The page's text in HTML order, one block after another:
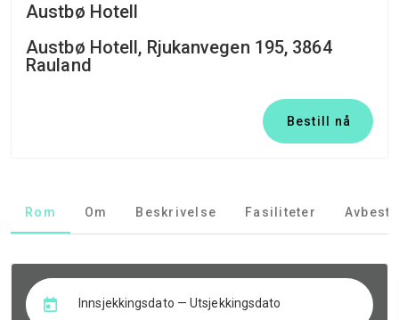
Austbø Hotell
Austbø Hotell, Rjukanvegen 195, 3864
Rauland
Bestill nå
Rom Om Beskrivelse Fasiliteter
Innsjekkingsdato — Utsjekkingsdato